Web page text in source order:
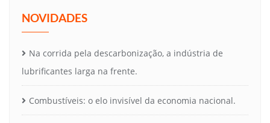
NOVIDADES
Na corrida pela descarbonização, a indústria de
lubrificantes larga na frente.
Combustíveis: o elo invisível da economia nacional.